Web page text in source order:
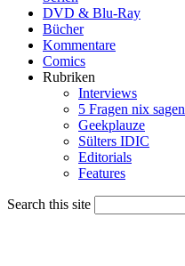
DVD & Blu-Ray
Bücher
Kommentare
Comics
Rubriken
Interviews
5 Fragen nix sagen
Geekplauze
Sülters IDIC
Editorials
Features
Search this site